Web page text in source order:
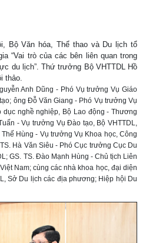
Bộ Văn hóa, Thể thao và Du lịch tổ
“Vai trò của các bên liên quan trong
du lịch”. Thứ trưởng Bộ VHTTDL Hồ
thảo.
Anh Dũng - Phó Vụ trưởng Vụ Giáo
ông Đỗ Văn Giang - Phó Vụ trưởng Vụ
dục nghề nghiệp, Bộ Lao động - Thương
- Vụ trưởng Vụ Đào tạo, Bộ VHTTDL,
Hùng - Vụ trưởng Vụ Khoa học, Công
Hà Văn Siêu - Phó Cục trưởng Cục Du
GS. TS. Đào Mạnh Hùng - Chủ tịch Liên
Nam; cùng các nhà khoa học, đại diện
Sở Du lịch các địa phương; Hiệp hội Du